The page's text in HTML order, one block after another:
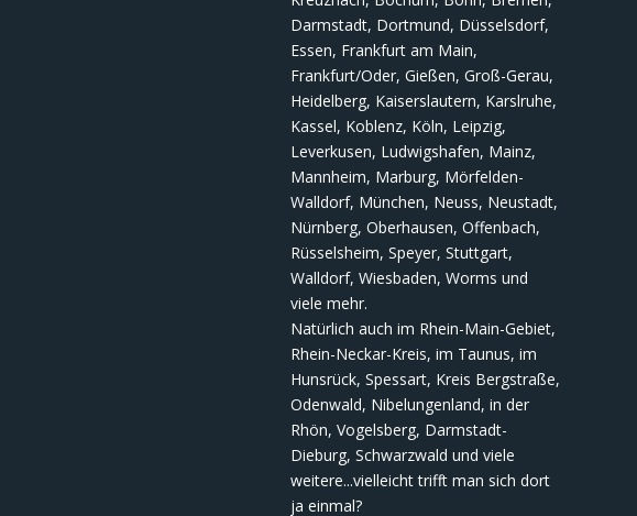
Darmstadt, Dortmund, Düsselsdorf,
Essen, Frankfurt am Main,
Frankfurt/Oder, Gießen, Groß-Gerau,
Heidelberg, Kaiserslautern, Karslruhe,
Kassel, Koblenz, Köln, Leipzig,
Leverkusen, Ludwigshafen, Mainz,
Mannheim, Marburg, Mörfelden-
Walldorf, München, Neuss, Neustadt,
Nürnberg, Oberhausen, Offenbach,
Rüsselsheim, Speyer, Stuttgart,
Walldorf, Wiesbaden, Worms und
viele mehr.
Natürlich auch im Rhein-Main-Gebiet,
Rhein-Neckar-Kreis, im Taunus, im
Hunsrück, Spessart, Kreis Bergstraße,
Odenwald, Nibelungenland, in der
Rhön, Vogelsberg, Darmstadt-
Dieburg, Schwarzwald und viele
weitere...vielleicht trifft man sich dort
ja einmal?